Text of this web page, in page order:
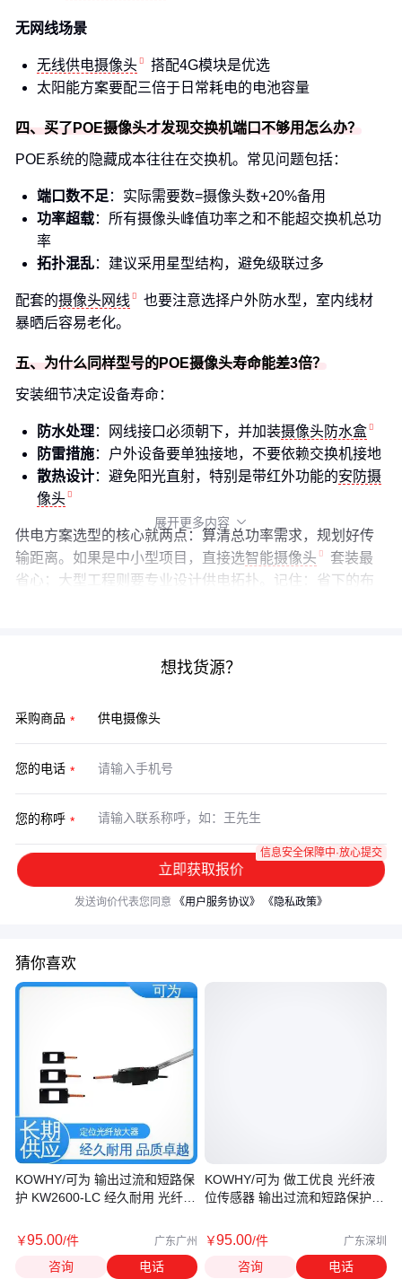
无网线场景
无线供电摄像头
搭配4G模块是优选
太阳能方案要配三倍于日常耗电的电池容量
四、买了POE摄像头才发现交换机端口不够用怎么办？
POE系统的隐藏成本往往在交换机。常见问题包括：
端口数不足 ：实际需要数=摄像头数+20%备用
功率超载：所有摄像头峰值功率之和不能超交换机总功
率
拓扑混乱：建议采用星型结构，避免级联过多
配套的摄像头网线
也要注意选择户外防水型，室内线材
暴晒后容易老化。
五、为什么同样型号的POE摄像头寿命能差3倍？
安装细节决定设备寿命：
防水处理：网线接口必须朝下，并加装摄像头防水盒
防雷措施：户外设备要单独接地，不要依赖交换机接地
散热设计：避免阳光直射，特别是带红外功能的安防摄
像头
供电方案选型的核心就两点：算清总功率需求，规划好传
输距离。如果是中小型项目，直接选智能摄像头
套装最
省心；大型工程则要专业设计供电拓扑。记住：省下的布
展开更多内容 
想找货源？
采购商品
您的电话
您的称呼
立即获取报价
信息安全保障中·放心提交
发送询价代表您同意 《用户服务协议》 《隐私政策》
猜你喜欢
KOWHY/可为 输出过流和短路保
护 KW2600-LC 经久耐用 光纤压
￥95.00/件 广东广州
咨询 电话
KOWHY/可为 做工优良 光纤液
位传感器 输出过流和短路保护
￥95.00/件 广东深圳
咨询 电话